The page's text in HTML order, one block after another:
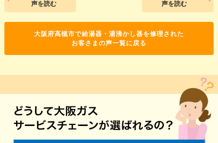
声を読む
声を読む
大阪府高槻市で給湯器・湯沸かし器を修理された
お客さまの声一覧に戻る